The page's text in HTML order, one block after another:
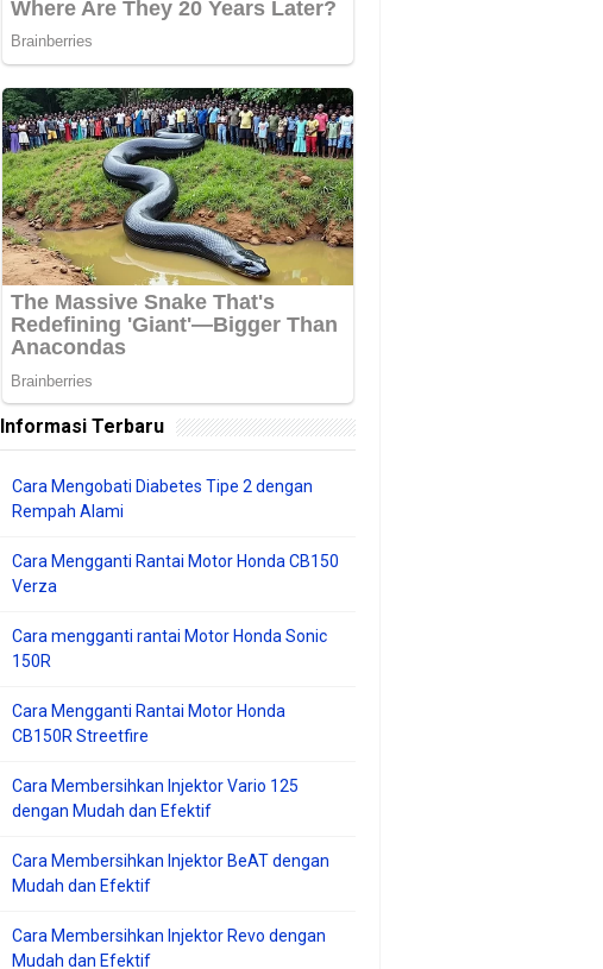
Informasi Terbaru
Cara Mengobati Diabetes Tipe 2 dengan
Rempah Alami
Cara Mengganti Rantai Motor Honda CB150
Verza
Cara mengganti rantai Motor Honda Sonic
150R
Cara Mengganti Rantai Motor Honda
CB150R Streetfire
Cara Membersihkan Injektor Vario 125
dengan Mudah dan Efektif
Cara Membersihkan Injektor BeAT dengan
Mudah dan Efektif
Cara Membersihkan Injektor Revo dengan
Mudah dan Efektif